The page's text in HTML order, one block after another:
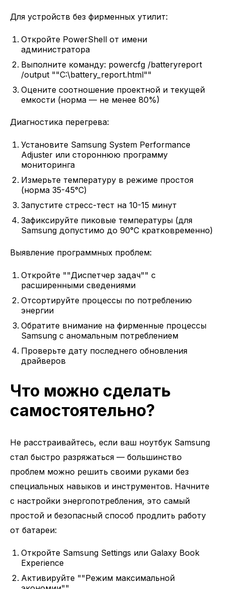
Для устройств без фирменных утилит:
Откройте PowerShell от имени
администратора
Выполните команду: powercfg /batteryreport
/output ""C:\battery_report.html""
Оцените соотношение проектной и текущей
емкости (норма — не менее 80%)
Диагностика перегрева:
Установите Samsung System Performance
Adjuster или стороннюю программу
мониторинга
Измерьте температуру в режиме простоя
(норма 35-45°C)
Запустите стресс-тест на 10-15 минут
Зафиксируйте пиковые температуры (для
Samsung допустимо до 90°C кратковременно)
Выявление программных проблем:
Откройте ""Диспетчер задач"" с
расширенными сведениями
Отсортируйте процессы по потреблению
энергии
Обратите внимание на фирменные процессы
Samsung с аномальным потреблением
Проверьте дату последнего обновления
драйверов
Что можно сделать
самостоятельно?
Не расстраивайтесь, если ваш ноутбук Samsung
стал быстро разряжаться — большинство
проблем можно решить своими руками без
специальных навыков и инструментов. Начните
с настройки энергопотребления, это самый
простой и безопасный способ продлить работу
от батареи:
Откройте Samsung Settings или Galaxy Book
Experience
Активируйте ""Режим максимальной